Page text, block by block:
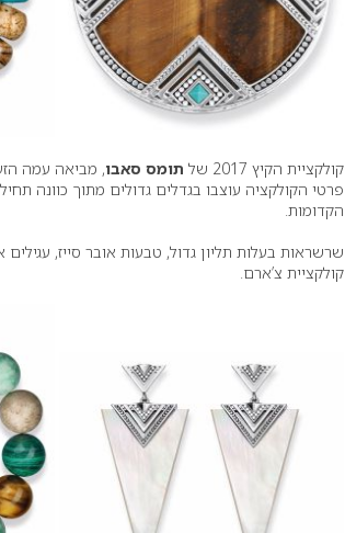
קולקציית הקיץ 2017 של תומס סאבו, מביאה עמה
פרטי הקולקציה עוצבו בגדלים גדולים מתוך כוונה
הקדומות.
שרשראות בעלות תליון גדול, טבעות אובר סייז,
קולקציית צ’ארם.